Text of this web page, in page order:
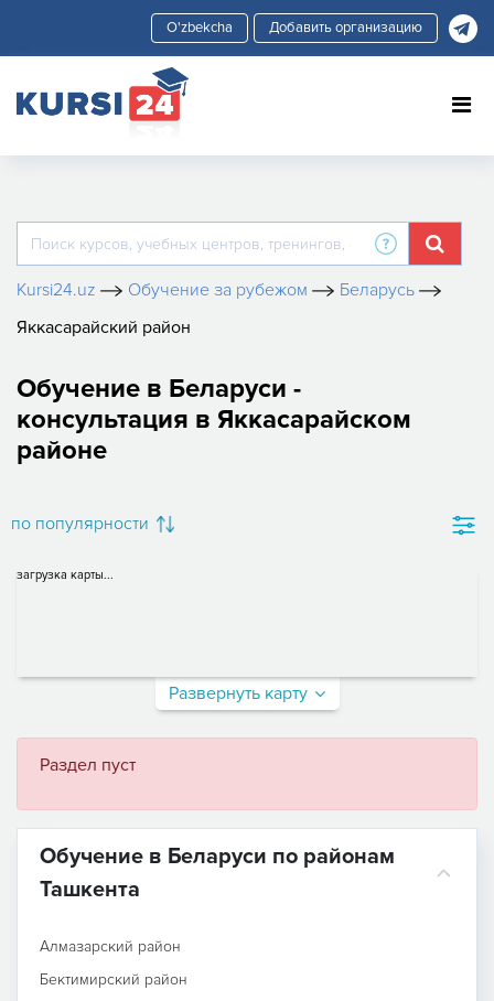
Добавить организацию
Kursi24.uz Обучение за рубежом
Беларусь
Яккасарайский район
Обучение в Беларуси -
консультация в Яккасарайском
районе
по популярности
загрузка карты...
Развернуть карту
Раздел пуст
Обучение в Беларуси по районам
Ташкента
Алмазарский район
Бектимирский район